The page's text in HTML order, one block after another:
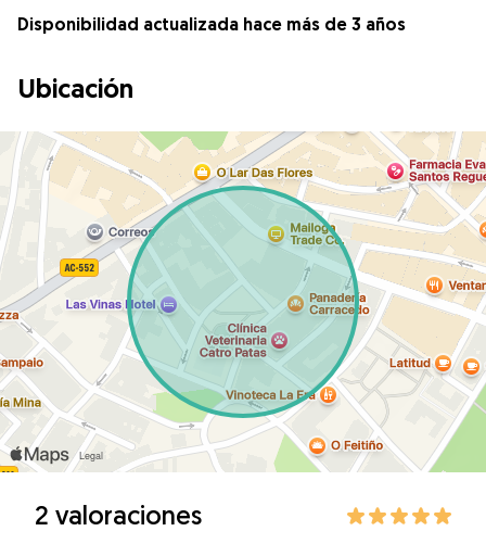
Disponibilidad actualizada hace más de 3 años
Ubicación
2 valoraciones